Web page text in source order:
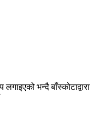
भन्दै बाँस्कोटाद्वारा